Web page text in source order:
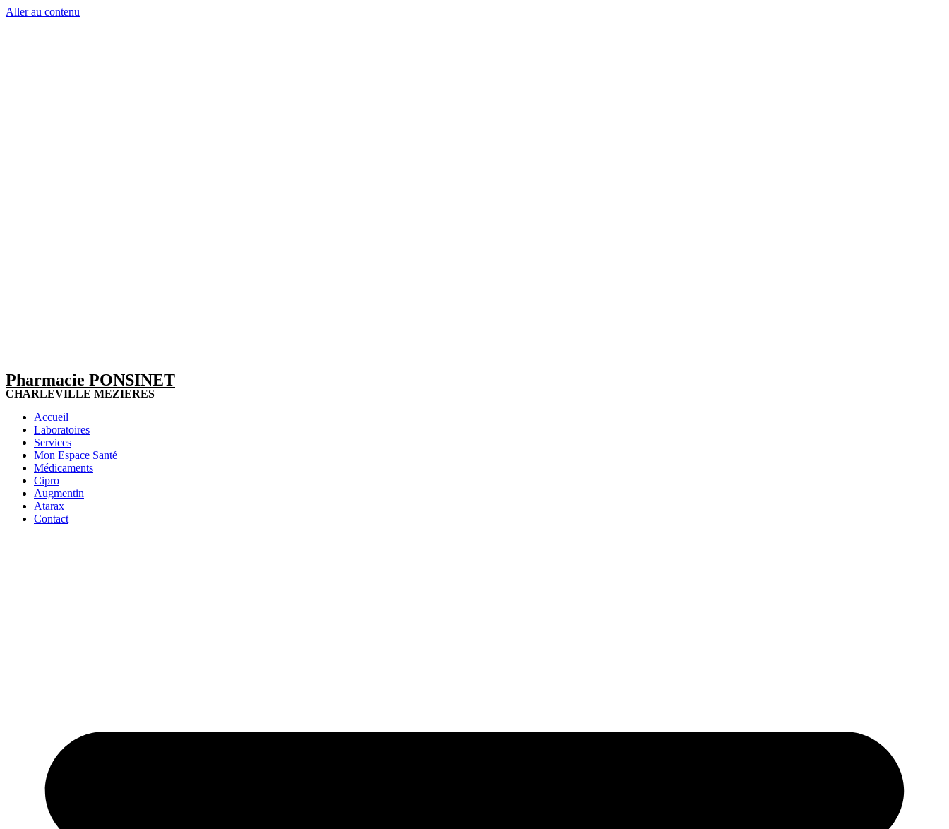
Aller au contenu
Pharmacie PONSINET
CHARLEVILLE MEZIERES
Accueil
Laboratoires
Services
Mon Espace Santé
Médicaments
Cipro
Augmentin
Atarax
Contact